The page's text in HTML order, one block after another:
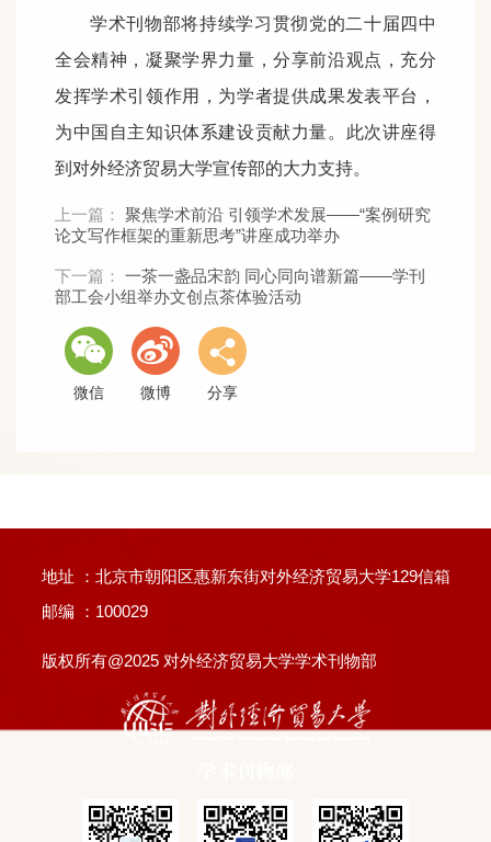
学术刊物部将持续学习贯彻党的二十届四中
全会精神，凝聚学界力量，分享前沿观点，充分
发挥学术引领作用，为学者提供成果发表平台，
为中国自主知识体系建设贡献力量。此次讲座得
到对外经济贸易大学宣传部的大力支持。
上一篇：
聚焦学术前沿 引领学术发展——“案例研究
论文写作框架的重新思考”讲座成功举办
下一篇：
一茶一盏品宋韵 同心同向谱新篇——学刊
部工会小组举办文创点茶体验活动
地址 ：北京市朝阳区惠新东街对外经济贸易大学129信箱
邮编 ：100029
版权所有@2025 对外经济贸易大学学术刊物部